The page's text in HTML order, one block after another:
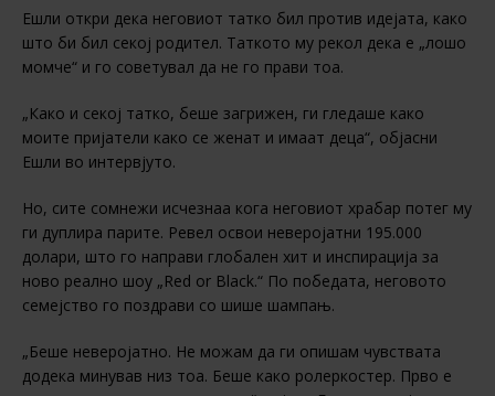
Ешли откри дека неговиот татко бил против идејата, како
што би бил секој родител. Таткото му рекол дека е „лошо
момче“ и го советувал да не го прави тоа.
„Како и секој татко, беше загрижен, ги гледаше како
моите пријатели како се женат и имаат деца“, објасни
Ешли во интервјуто.
Но, сите сомнежи исчезнаа кога неговиот храбар потег му
ги дуплира парите. Ревел освои неверојатни 195.000
долари, што го направи глобален хит и инспирација за
ново реално шоу „Red or Black.“ По победата, неговото
семејство го поздрави со шише шампањ.
„Беше неверојатно. Не можам да ги опишам чувствата
додека минував низ тоа. Беше како ролеркостер. Прво е